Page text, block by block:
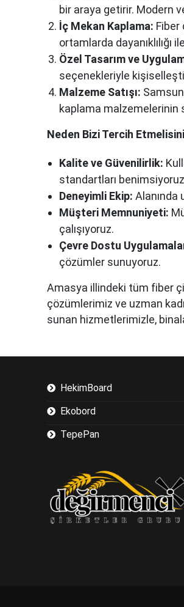
bir araya getirir. Modern
İç Mekan Kaplama: Fiber
ortamlarda dayanıklılığı
Özel Tasarım ve
seçenekleriyle
Malzeme Satışı:
kaplama malzemelerinin
Neden Bizi Tercih
Kalite ve Güvenilirlik:
standartları
Deneyimli Ekip: Alanında
Müşteri Memnuniyeti:
çalışıyoruz.
Çevre Dostu
çözümler sunuyoruz.
Amasya illindeki tüm fiber
çözümlerimiz ve uzman
sunan hizmetlerimizle,
HekimBoard
Ekobord
TepePan